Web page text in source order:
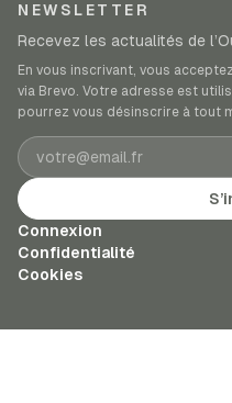
NEWSLETTER
Recevez les actualités de
En vous inscrivant, vous
via Brevo. Votre adresse est
pourrez vous désinscrire à tout
Adresse e-mail
Connexion
Confidentialité
Cookies